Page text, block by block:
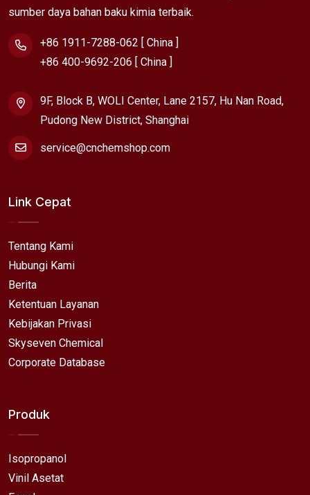
sumber daya bahan baku kimia terbaik.
+86 1911-7288-062 [ China ]
+86 400-9692-206 [ China ]
9F, Block B, WOLI Center, Lane 2157, Hu Nan Road,
Pudong New District, Shanghai
service@cnchemshop.com
Link Cepat
Tentang Kami
Hubungi Kami
Berita
Ketentuan Layanan
Kebijakan Privasi
Skyseven Chemical
Corporate Database
Produk
Isopropanol
Vinil Asetat